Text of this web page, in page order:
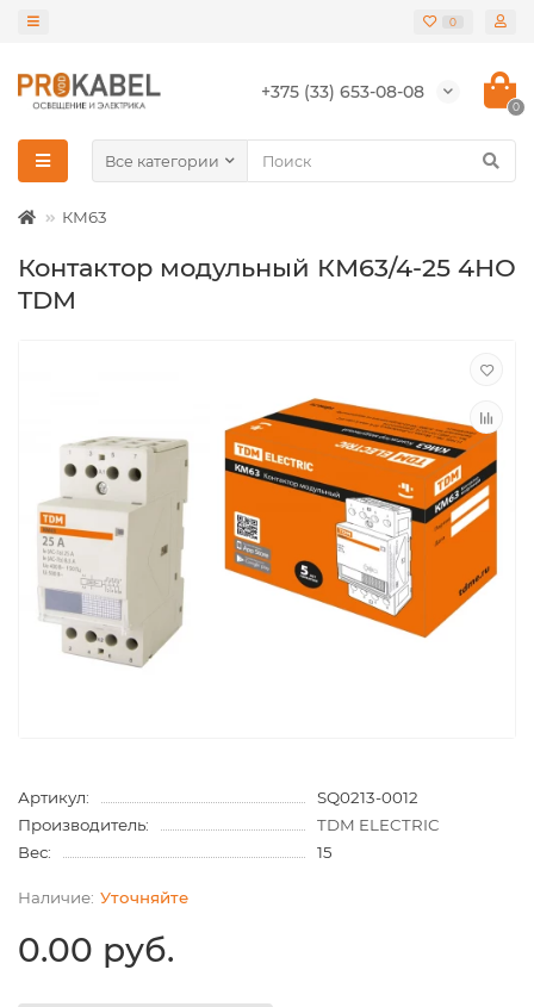
0
+375 (33) 653-08-08
0
Все категории
КМ63
Контактор модульный КМ63/4-25 4НО
TDM
Артикул:
SQ0213-0012
Производитель:
TDM ELECTRIC
Вес:
15
Уточняйте
0.00 руб.